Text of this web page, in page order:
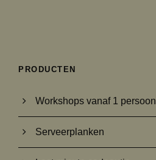
PRODUCTEN
Workshops vanaf 1 persoon
Serveerplanken